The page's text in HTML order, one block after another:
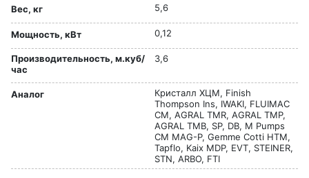
Вес, кг 5,6
Мощность, кВт 0,12
Производительность, м.куб/
час
3,6
Аналог
Кристалл ХЦМ, Finish
Thompson Ins, IWAKI, FLUIMAC
CM, AGRAL TMR, AGRAL TMP,
AGRAL TMB, SP, DB, M Pumps
CM MAG-P, Gemme Cotti HTM,
Tapflo, Kaix MDP, EVT, STEINER,
STN, ARBO, FTI